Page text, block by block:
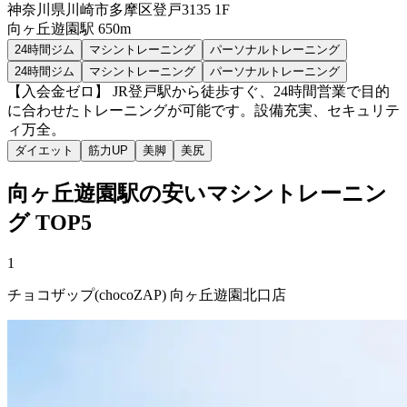
神奈川県川崎市多摩区登戸3135 1F
向ヶ丘遊園駅 650m
24時間ジム マシントレーニング
パーソナルトレーニング
24時間ジム
マシントレーニング パーソナルトレーニング
【入会金ゼロ】 JR登戸駅から徒歩すぐ、24時間営業で目的
に合わせたトレーニングが可能です。設備充実、セキュリテ
ィ万全。
ダイエット 筋力UP 美脚 美尻
向ヶ丘遊園駅の安いマシントレーニン
グTOP5
1
チョコザップ(chocoZAP) 向ヶ丘遊園北口店